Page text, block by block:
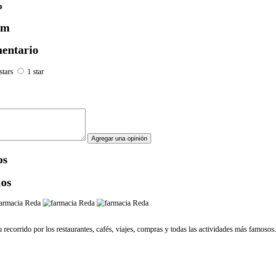
1 star
Agregar una opinión
por los restaurantes, cafés, viajes, compras y todas las actividades más famosos.